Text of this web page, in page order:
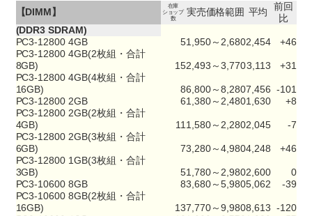
【DIMM】
在庫
ショップ
数
実売価格範囲 平均
前回
比
(DDR3 SDRAM)
PC3-12800 4GB
51,950～2,6802,454
+46
PC3-12800 4GB(2枚組・合計
8GB)
152,493～3,7703,113
+31
PC3-12800 4GB(4枚組・合計
16GB)
86,800～8,2807,456 -101
PC3-12800 2GB
61,380～2,4801,630
+8
PC3-12800 2GB(2枚組・合計
4GB)
11 1,580～2,2802,045
-7
PC3-12800 2GB(3枚組・合計
6GB)
73,280～4,9804,248
+46
PC3-12800 1GB(3枚組・合計
3GB)
51,780～2,9802,600
0
PC3-10600 8GB
83,680～5,9805,062
-39
PC3-10600 8GB(2枚組・合計
16GB)
137,770～9,9808,613 -120